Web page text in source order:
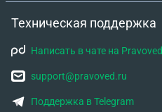
Техническая поддержка
Написать в чате на
support@pravoved.ru
Поддержка в Telegram